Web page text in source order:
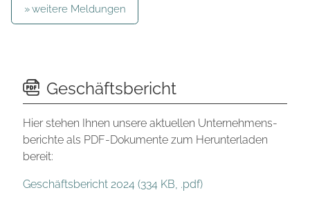
weitere Meldungen
Geschäftsbericht
Hier stehen Ihnen unsere aktuellen Unternehmens­
berichte als PDF-Dokumente zum Herunterladen
bereit:
Geschäftsbericht 2024 (334 KB, .pdf)